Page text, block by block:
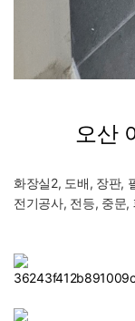
오산
화장실2, 도배, 장판,
전기공사, 전등, 중문,